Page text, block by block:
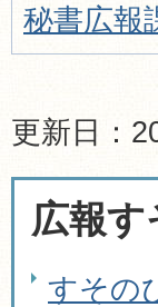
秘書広報
更新日：
広報す
すその